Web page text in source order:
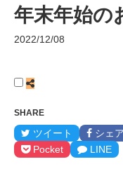
年末年始の
2022/12/08
SHARE
ツイート シェア
Pocket
LINE